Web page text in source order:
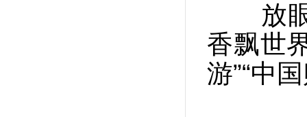
放眼
香飘世
游”“中